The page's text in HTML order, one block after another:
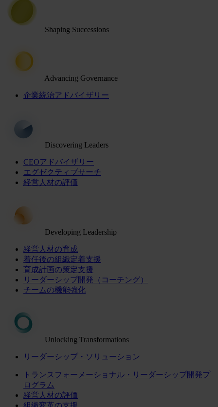
Shaping Successions
Advancing Governance
企業統治アドバイザリー
Discovering Leaders
CEOアドバイザリー
エグゼクティブサーチ
経営人材の評価
Developing Leadership
経営人材の育成
着任後の組織定着支援
育成計画の策定支援
リーダーシップ開発（コーチング）
チームの機能強化
Unlocking Transformations
リーダーシップ・ソリューション
トランスフォーメーショナル・リーダーシップ開発プ
ログラム
経営人材の評価
組織変革の支援